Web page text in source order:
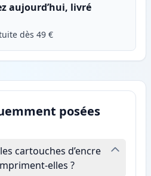
aujourd’hui, livré
dès 49 €
posées
cartouches d’encre
elles ?